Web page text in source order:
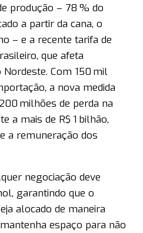
produção – 78 % do
a partir da cana, o
– e a recente tarifa de
que afeta
Com 150 mil
a nova medida
milhões de perda na
a mais de R$ 1 bilhão,
a remuneração dos
negociação deve
garantindo que o
alocado de maneira
espaço para não